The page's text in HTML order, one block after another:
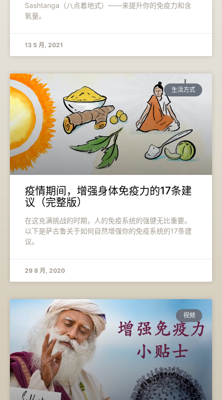
Sashtanga（八点着地式）——来提升你的免疫力和含
氧量。
13 5 月, 2021
生活方式
疫情期间，增强身体免疫力的17条建
议（完整版）
在这充满挑战的时期，人的免疫系统的强健无比重要。
以下是萨古鲁关于如何自然增强你的免疫系统的17条建
议。
29 8 月, 2020
视频